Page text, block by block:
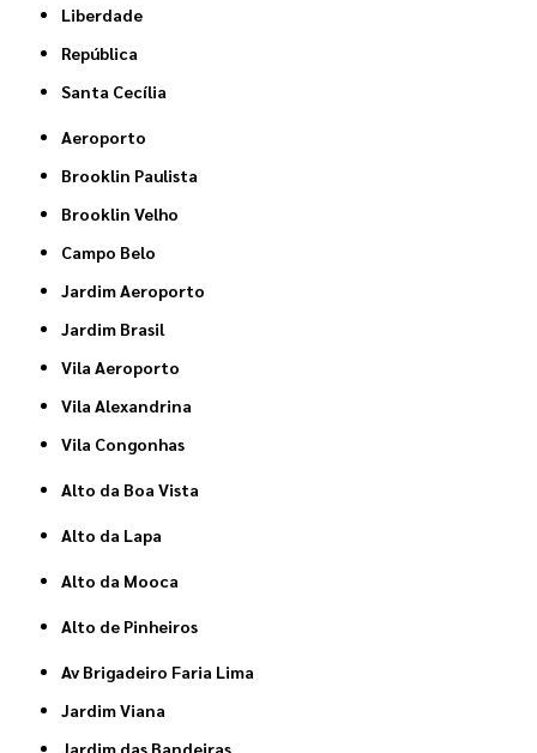
Liberdade
República
Santa Cecília
Aeroporto
Brooklin Paulista
Brooklin Velho
Campo Belo
Jardim Aeroporto
Jardim Brasil
Vila Aeroporto
Vila Alexandrina
Vila Congonhas
Alto da Boa Vista
Alto da Lapa
Alto da Mooca
Alto de Pinheiros
Av Brigadeiro Faria Lima
Jardim Viana
Jardim das Bandeiras